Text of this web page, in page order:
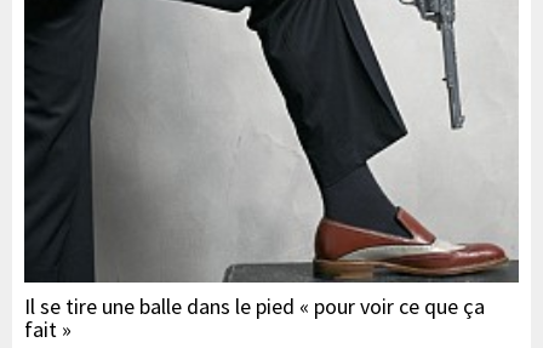
Il se tire une balle dans le pied « pour voir ce que ça
fait »